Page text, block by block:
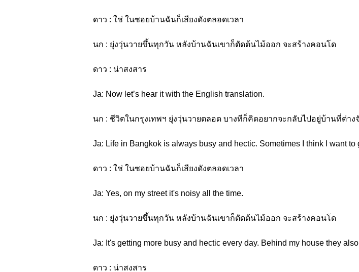
ดาว : ใช่ ในซอยบ้านฉันก็เสียงดังตลอดเวลา
นก : ยุ่งวุ่นวายขึ้นทุกวัน หลังบ้านฉันเขาก็ตัดต้นไม้ออก จะสร้างคอนโด
ดาว : น่าสงสาร
Ja: Now let’s hear it with the English translation.
นก : ชีวิตในกรุงเทพฯ ยุ่งวุ่นวายตลอด บางทีก็คิดอยากจะกลับไปอยู่บ้านที่ต่าง
Ja: Life in Bangkok is always busy and hectic. Sometimes I think I want
ดาว : ใช่ ในซอยบ้านฉันก็เสียงดังตลอดเวลา
Ja: Yes, on my street it's noisy all the time.
นก : ยุ่งวุ่นวายขึ้นทุกวัน หลังบ้านฉันเขาก็ตัดต้นไม้ออก จะสร้างคอนโด
Ja: It's getting more busy and hectic every day. Behind my house they
ดาว : น่าสงสาร